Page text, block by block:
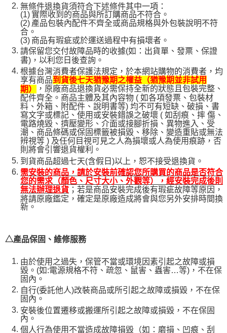
無條件退換貨須符合下述條件其中一項：
(1)實際收到的商品與所訂購商品不符合。
(2) 產品包裝內配件不齊全或商品規格與外包裝說明不符
合。
(3) 商品有瑕疵或於運送過程中有損壞者。
請保留您交付故障品時的收據(如：出貨單、發票、保證
書)，以利您日後查詢。
根據台灣消費者保護法規定，於本網站購物的消費者，均
享有商品到貨後七天猶豫期之權益（猶豫期並非試用
期）
，原廠商品退換貨必需保持全新的狀態且包裝完整、
配件齊全。商品主體及其內容物 ( 如各項發票、包裝材
料、外箱、附配件、說明書等) 均不可有短缺、破損、書
寫文字或標記、使用或安裝錯誤之破壞 ( 如刮痕、摔 傷、
電路燒毀、擠壓變形、介面或接腳折損、異物進入、受
潮、商品條碼或保固標籤被損毀、移除、變造重貼或無法
辨視等 ) 及任何目視可見之人為損壞或人為使用痕跡，否
則將會引響退貨權利。
到貨商品超過七天(含假日)以上，恕不接受退換貨。
需安裝的商品，請於安裝前確認您所購買的商品是否符合
您的需求（顏色、尺寸大小、外觀等），經安裝完成後則
無法辦理退貨 ；若是商品安裝完成後有瑕疵故障等原因，
將請原廠鑑定，確定是原廠造成將會與您另外安排時間換
新。
△產品保固、維修服務
由於使用之過失，保管不當或環境因素引起之故障或損
毀。(如:電源規格不符、疏忽、鼠害、蟲害…等)，不在保
固內。
自行(委託他人)改裝商品或所引起之故障或損毀，不在保
固內。
安裝後位置遷移或搬運所引起之故障或損毀，不在保固
內。
個人行為使用不當造成故障損毀（如：磨損、凹痕、刮